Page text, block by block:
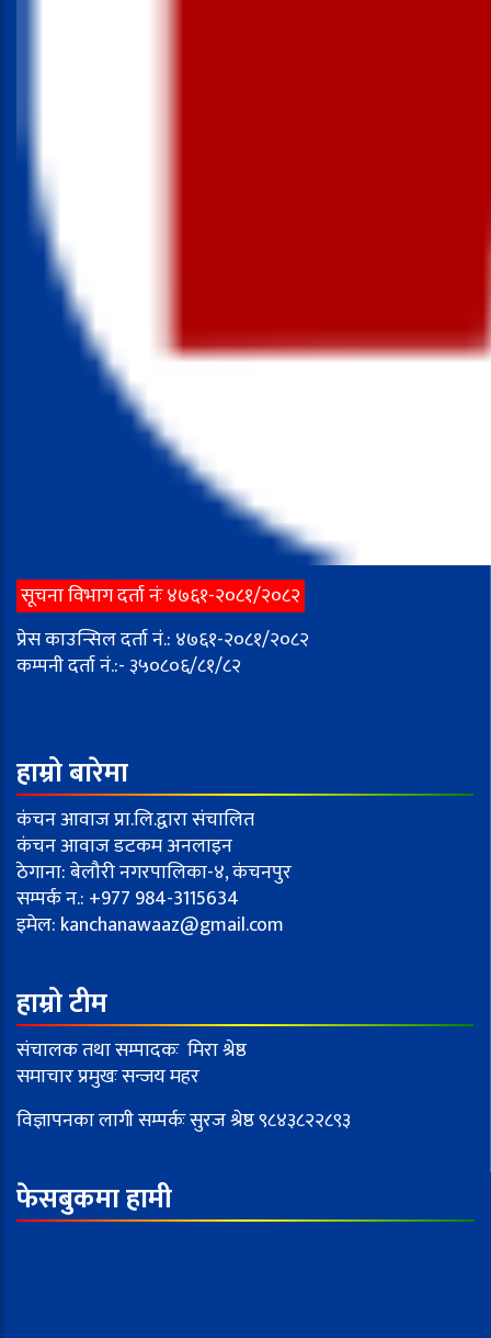
सूचना विभाग दर्ता नंः ४७६१-२०८१/२०८२
प्रेस काउन्सिल दर्ता नं.: ४७६१-२०८१/२०८२
कम्पनी दर्ता नं.:- ३५०८०६/८१/८२
हाम्रो बारेमा
कंचन आवाज प्रा.लि.द्वारा संचालित
कंचन आवाज डटकम अनलाइन
ठेगाना: बेलौरी नगरपालिका-४, कंचनपुर
सम्पर्क न.: +977 984-3115634
इमेल: kanchanawaaz@gmail.com
हाम्रो टीम
संचालक तथा सम्पादकः मिरा श्रेष्ठ
समाचार प्रमुखः सन्जय महर
विज्ञापनका लागी सम्पर्कः सुरज श्रेष्ठ ९८४३८२२८९३
फेसबुकमा हामी